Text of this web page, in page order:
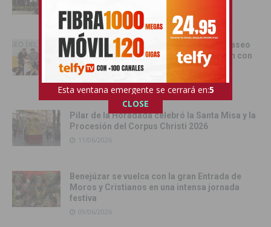
Torrevieja inaugura el Centro de Ocio ‘Paseo
del Mar’ y recupera su histórica conexión con
el Mediterráneo
Pilar de la Horadada celebró la Santa Misa y la
Procesión del Corpus Christi 2026
11/06/2026
Benejúzar se vuelca con la gran Entrada de
Moros y Cristianos en una intensa jornada
festiva
09/06/2026
Esta ventana emergente se cerrará en:4
CLOSE